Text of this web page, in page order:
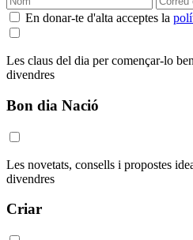
En donar-te d'alta acceptes la
Les claus del dia per començar-lo
divendres
Bon dia Nació
Les novetats, consells i propostes
divendres
Criar